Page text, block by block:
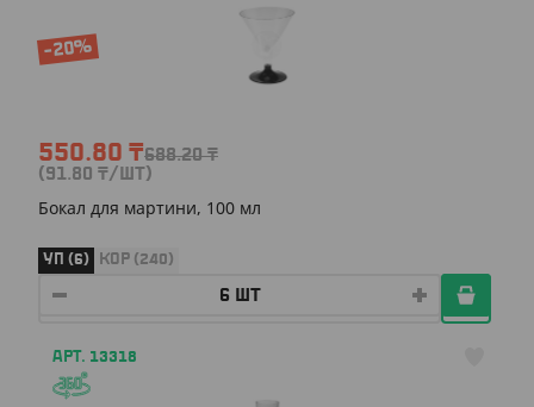
-20%
550.80 ₸688.20₸
(91.80 ₸/ШТ)
Бокал для мартини, 100 мл
УП (6) КОР (240)
АРТ. 13318